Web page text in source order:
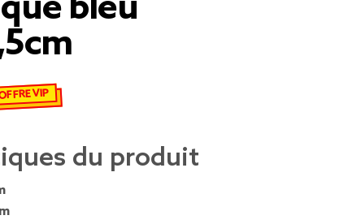
bleu
de 5,95 € à 4,16 €
VIP
du produit